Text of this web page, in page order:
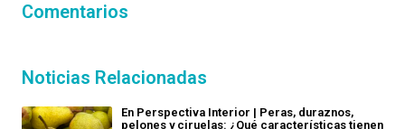
Comentarios
Noticias Relacionadas
En Perspectiva Interior | Peras, duraznos,
pelones y ciruelas: ¿Qué características tienen